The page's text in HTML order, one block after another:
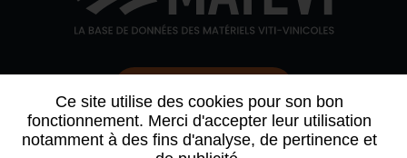
Ce site utilise des cookies pour son bon
fonctionnement. Merci d'accepter leur utilisation
notamment à des fins d'analyse, de pertinence et